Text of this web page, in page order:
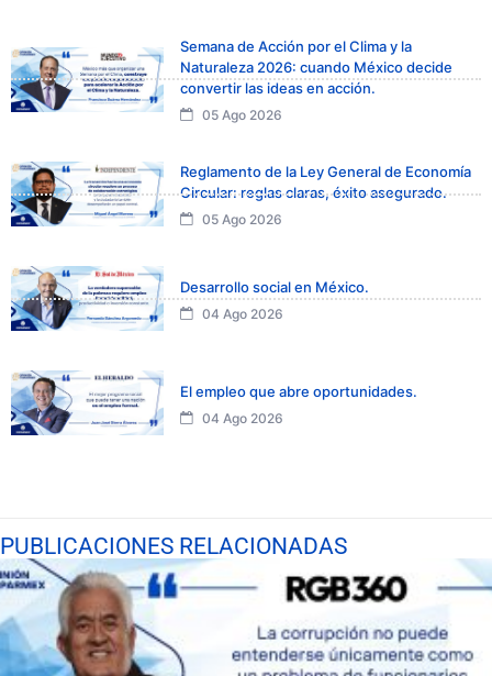
Semana de Acción por el Clima y la
Naturaleza 2026: cuando México decide
convertir las ideas en acción.
05 Ago 2026
Reglamento de la Ley General de Economía
Circular: reglas claras, éxito asegurado.
05 Ago 2026
Desarrollo social en México.
04 Ago 2026
El empleo que abre oportunidades.
04 Ago 2026
PUBLICACIONES RELACIONADAS